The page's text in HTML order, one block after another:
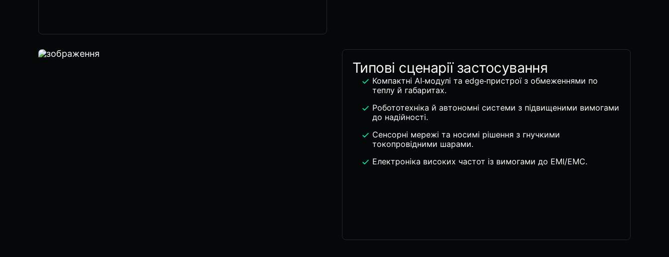
Типові сценарії застосування
Компактні AI‑модулі та edge‑пристрої з обмеженнями по
теплу й габаритах.
Робототехніка й автономні системи з підвищеними вимогами
до надійності.
Сенсорні мережі та носимі рішення з гнучкими
токопровідними шарами.
Електроніка високих частот із вимогами до EMI/EMC.